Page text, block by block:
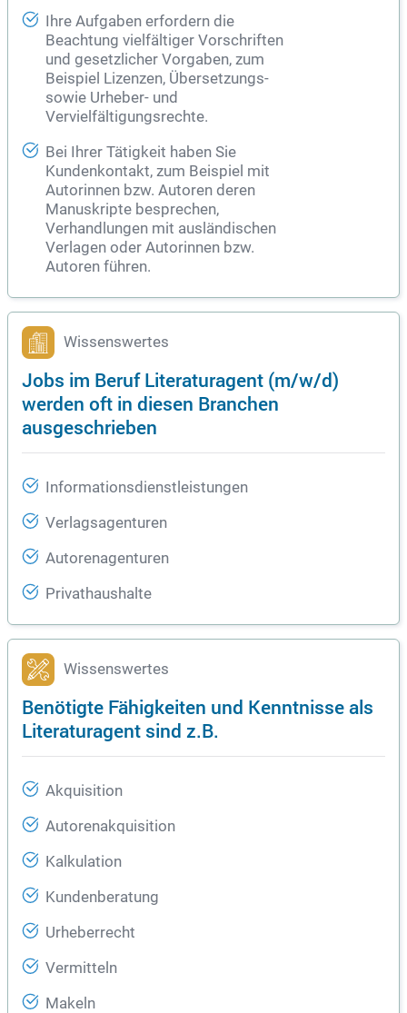
Ihre Aufgaben erfordern die
Beachtung vielfältiger Vorschriften
und gesetzlicher Vorgaben, zum
Beispiel Lizenzen, Übersetzungs-
sowie Urheber- und
Vervielfältigungsrechte.
Bei Ihrer Tätigkeit haben Sie
Kundenkontakt, zum Beispiel mit
Autorinnen bzw. Autoren deren
Manuskripte besprechen,
Verhandlungen mit ausländischen
Verlagen oder Autorinnen bzw.
Autoren führen.
Wissenswertes
Jobs im Beruf Literaturagent (m/w/d)
werden oft in diesen Branchen
ausgeschrieben
Informationsdienstleistungen
Verlagsagenturen
Autorenagenturen
Privathaushalte
Wissenswertes
Benötigte Fähigkeiten und Kenntnisse als
Literaturagent sind z.B.
Akquisition
Autorenakquisition
Kalkulation
Kundenberatung
Urheberrecht
Vermitteln
Makeln